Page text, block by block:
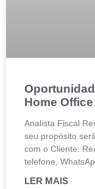
Home Office
Analista Fiscal
seu propósito
com o Cliente:
telefone,
LER MAIS